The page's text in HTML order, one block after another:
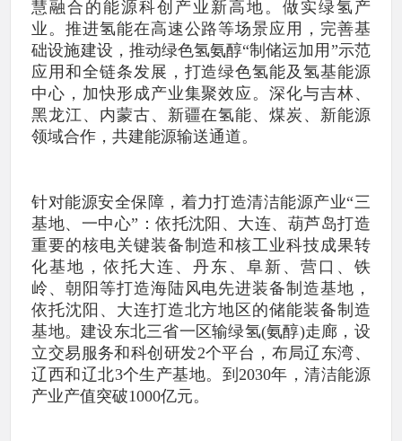
慧融合的能源科创产业新高地。做实绿氢产
业。推进氢能在高速公路等场景应用，完善基
础设施建设，推动绿色氢氨醇“制储运加用”示范
应用和全链条发展，打造绿色氢能及氢基能源
中心，加快形成产业集聚效应。深化与吉林、
黑龙江、内蒙古、新疆在氢能、煤炭、新能源
领域合作，共建能源输送通道。
针对能源安全保障，着力打造清洁能源产业“三
基地、一中心”：依托沈阳、大连、葫芦岛打造
重要的核电关键装备制造和核工业科技成果转
化基地，依托大连、丹东、阜新、营口、铁
岭、朝阳等打造海陆风电先进装备制造基地，
依托沈阳、大连打造北方地区的储能装备制造
基地。建设东北三省一区输绿氢(氨醇)走廊，设
立交易服务和科创研发2个平台，布局辽东湾、
辽西和辽北3个生产基地。到2030年，清洁能源
产业产值突破1000亿元。